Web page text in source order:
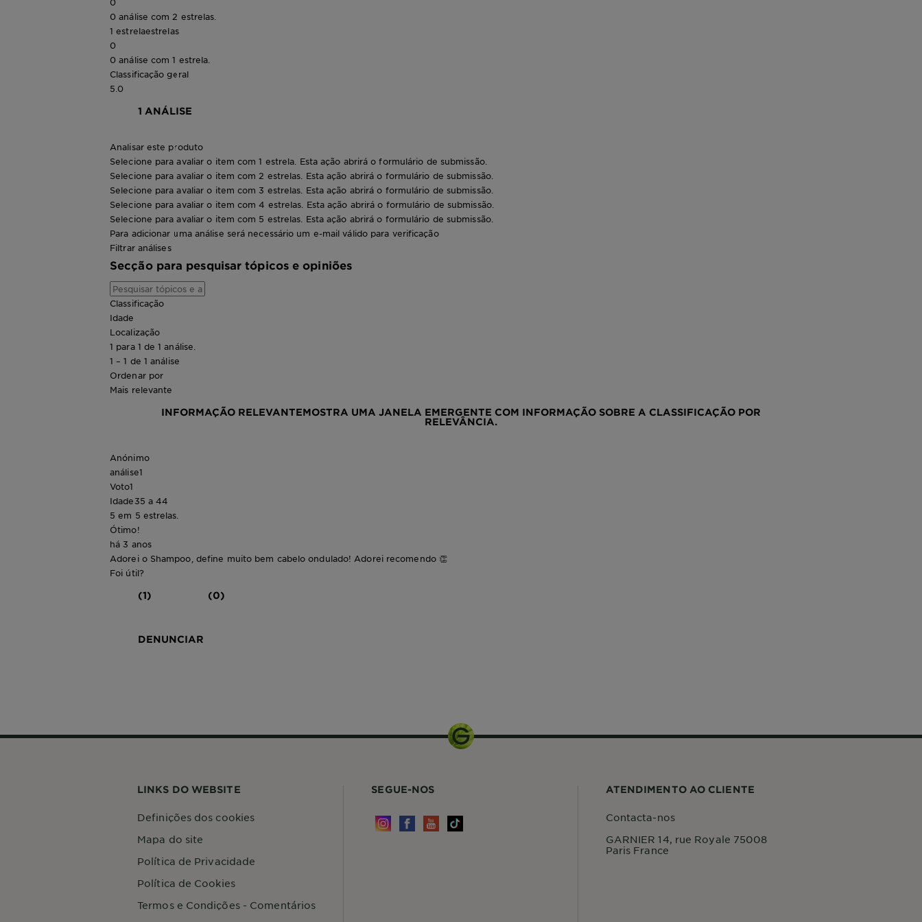
0 análise com 2 estrelas.
1 estrelaestrelas
0
0 análise com 1 estrela.
Classificação geral
5.0
1 ANÁLISE
Analisar este produto
Selecione para avaliar o item com 1 estrela. Esta ação abrirá o formulário de submissão.
Selecione para avaliar o item com 2 estrelas. Esta ação abrirá o formulário de submissão.
Selecione para avaliar o item com 3 estrelas. Esta ação abrirá o formulário de submissão.
Selecione para avaliar o item com 4 estrelas. Esta ação abrirá o formulário de submissão.
Selecione para avaliar o item com 5 estrelas. Esta ação abrirá o formulário de submissão.
Para adicionar uma análise será necessário um e-mail válido para verificação
Filtrar análises
Secção para pesquisar tópicos e opiniões
Classificação
Idade
Localização
1 para 1 de 1 análise.
1 – 1 de 1 análise
Ordenar por
Mais relevante
INFORMAÇÃO RELEVANTEMOSTRA UMA JANELA EMERGENTE COM INFORMAÇÃO SOBRE A CLASSIFICAÇÃO POR
RELEVÂNCIA.
Anónimo
análise1
Voto1
Idade35 a 44
5 em 5 estrelas.
Ótimo!
há 3 anos
Adorei o Shampoo, define muito bem cabelo ondulado! Adorei recomendo 👏
Foi útil?
(1) (0)
DENUNCIAR
LINKS DO WEBSITE
Definições dos cookies
Mapa do site
Política de Privacidade
Política de Cookies
Termos e Condições - Comentários
SEGUE-NOS ATENDIMENTO AO CLIENTE
Contacta-nos
GARNIER 14, rue Royale 75008
Paris France